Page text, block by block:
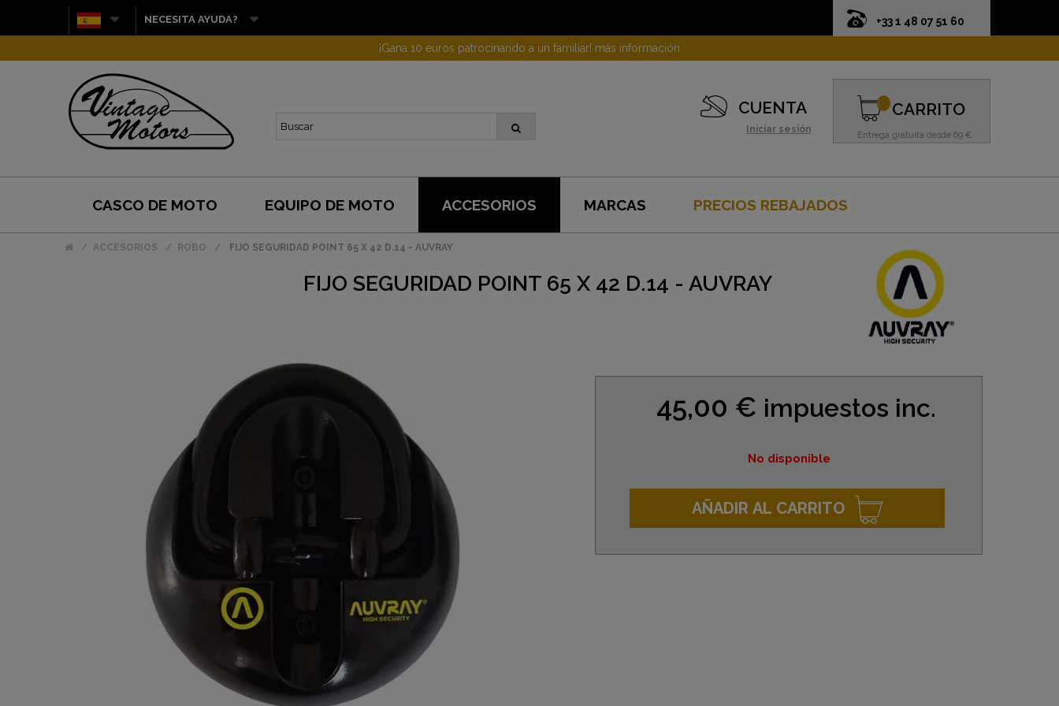
+33 1 48 07 51 60
NECESITA AYUDA?
¡Gana 10 euros patrocinando a un familiar! más información
CUENTA
Iniciar sesión
CARRITO
Entrega gratuita desde 69 €.
0
CASCO DE MOTO EQUIPO DE MOTO ACCESORIOS MARCAS PRECIOS REBAJADOS
ACCESORIOS ROBO FIJO SEGURIDAD POINT 65 X 42 D.14 - AUVRAY
FIJO SEGURIDAD POINT 65 X 42 D.14 - AUVRAY
45,00 € impuestos inc.
No disponible
AÑADIR AL CARRITO